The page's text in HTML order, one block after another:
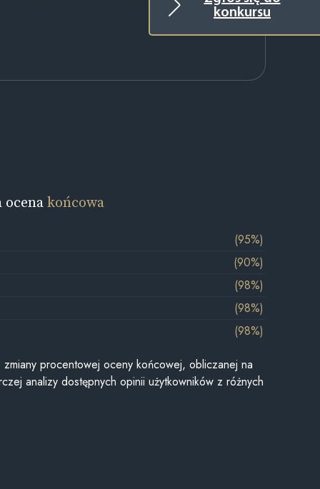
konkursu
ocenakońcowa
(95%)
(90%)
(98%)
(98%)
(98%)
zmiany procentowej oceny końcowej, obliczanej na
analizy dostępnych opinii użytkowników z różnych